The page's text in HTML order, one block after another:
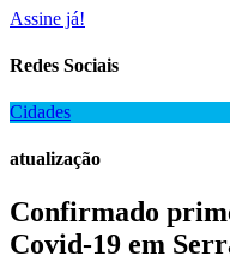
Assine já!
Redes Sociais
Cidades
atualização
Confirmado
Covid-19 em